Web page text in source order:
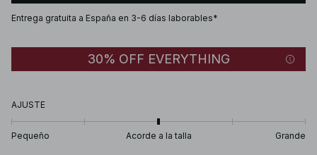
Entrega gratuita a España en 3-6 días laborables*
30% OFF EVERYTHING
AJUSTE
Pequeño Acorde a la talla Grande